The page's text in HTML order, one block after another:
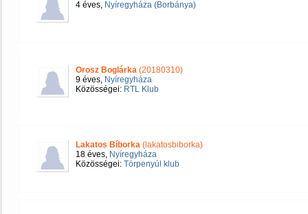
4 éves, Nyíregyháza (Borbánya)
Orosz Boglárka (20180310)
9 éves, Nyíregyháza
Közösségei: RTL Klub
Lakatos Bíborka (lakatosbiborka)
18 éves, Nyíregyháza
Közösségei: Törpenyúl klub